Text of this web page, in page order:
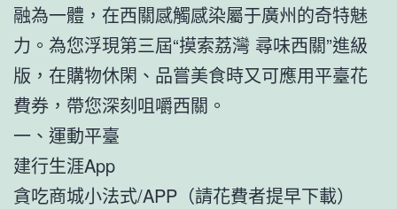
融為一體，在西關感觸感染屬于廣州的奇特魅
力。為您浮現第三屆“摸索荔灣 尋味西關”進級
版，在購物休閑、品嘗美食時又可應用平臺花
費券，帶您深刻咀嚼西關。
一、運動平臺
建行生涯App
貪吃商城小法式/APP（請花費者提早下載）